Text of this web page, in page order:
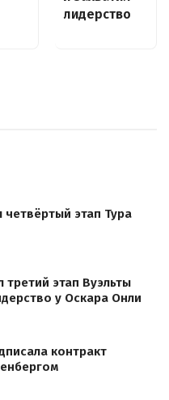
лидерство
этап Тура
третий этап Вуэльты
у Оскара Онли
контракт